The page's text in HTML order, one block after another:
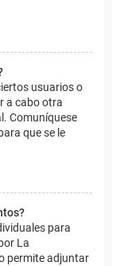
usuarios o
a cabo otra
Comuníquese
que se le
para
La
permite adjuntar